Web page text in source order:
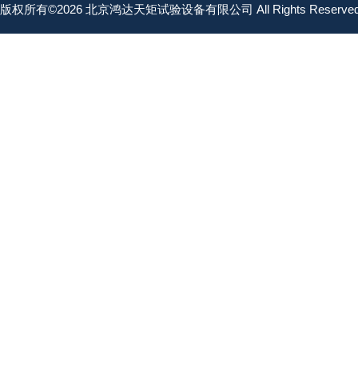
版权所有©2026 北京鸿达天矩试验设备有限公司 All Rights